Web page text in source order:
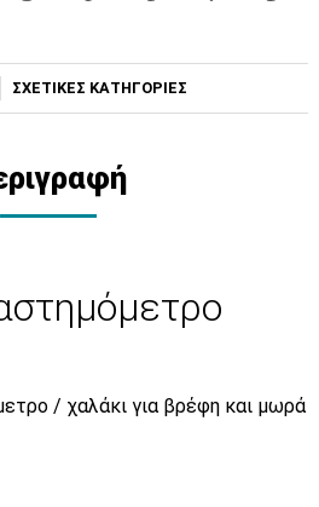
ΣΧΕΤΙΚΕΣ ΚΑΤΗΓΟΡΙΕΣ
/ χαλάκι για βρέφη και μωρά